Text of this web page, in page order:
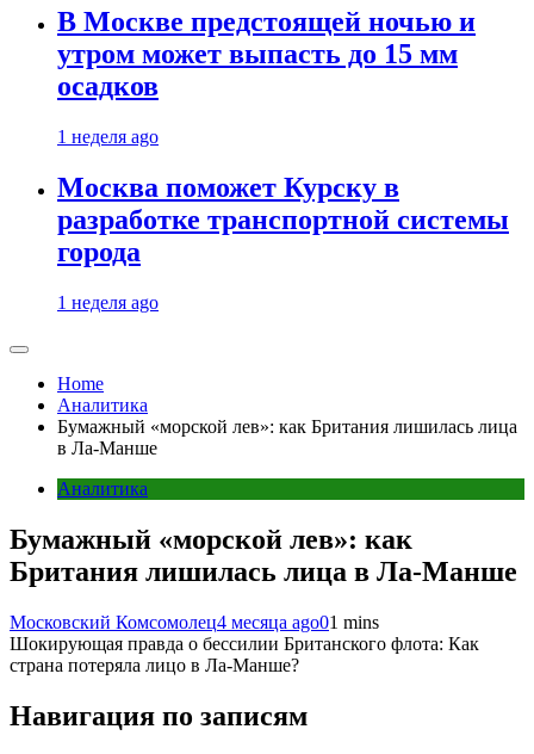
В Москве предстоящей ночью и
утром может выпасть до 15 мм
осадков
1 неделя ago
Москва поможет Курску в
разработке транспортной системы
города
1 неделя ago
Home
Аналитика
Бумажный «морской лев»: как Британия лишилась лица
в Ла-Манше
Аналитика
Бумажный «морской лев»: как
Британия лишилась лица в Ла-Манше
Московский Комсомолец4 месяца ago01 mins
Шокирующая правда о бессилии Британского флота: Как
страна потеряла лицо в Ла-Манше?
Навигация по записям